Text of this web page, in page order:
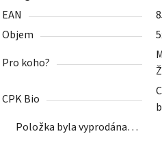
EAN
Objem
Pro koho?
CPK Bio
Položka byla vyprodána…